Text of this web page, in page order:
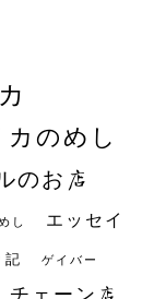
カのめし
のお店
し エッセイ
記 ゲイバー
チェーン店